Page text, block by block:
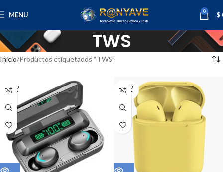
MENU 0 $
TWS
Inicio Productos etiquetados “TWS”
SOLD
OUT
SOLD
OUT